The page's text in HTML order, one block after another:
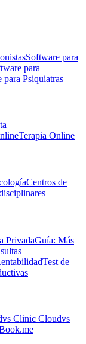
Software para
para
para Psiquiatras
Terapia Online
Centros de
PrivadaGuía: Más
Test de
vs Clinic Cloudvs